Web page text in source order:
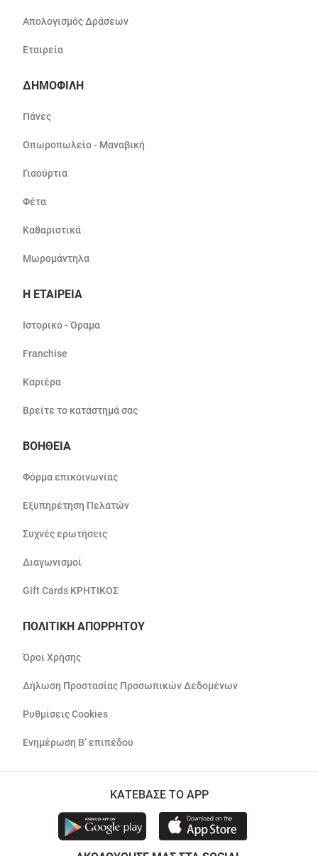
Απολογισμός Δράσεων
Εταιρεία
ΔΗΜΟΦΙΛΗ
Πάνες
Οπωροπωλείο - Μαναβική
Γιαούρτια
Φέτα
Καθαριστικά
Μωρομάντηλα
Η ΕΤΑΙΡΕΙΑ
Ιστορικό - Όραμα
Franchise
Καριέρα
Βρείτε το κατάστημά σας
ΒΟΗΘΕΙΑ
Φόρμα επικοινωνίας
Εξυπηρέτηση Πελατών
Συχνές ερωτήσεις
Διαγωνισμοί
Gift Cards ΚΡΗΤΙΚΟΣ
ΠΟΛΙΤΙΚΗ ΑΠΟΡΡΗΤΟΥ
Όροι Χρήσης
Δήλωση Προστασίας Προσωπικών Δεδομένων
Ρυθμίσεις Cookies
Ενημέρωση Β’ επιπέδου
ΚΑΤΕΒΑΣΕ ΤΟ APP